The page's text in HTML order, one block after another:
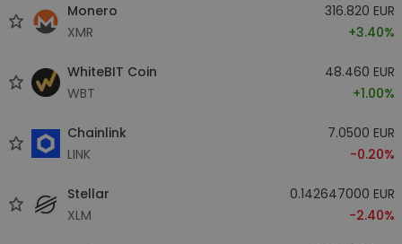
Monero
XMR
316.820 EUR
+3.40%
WhiteBIT Coin
WBT
48.460 EUR
+1.00%
Chainlink
LINK
7.0500 EUR
-0.20%
Stellar
XLM
0.142647000 EUR
-2.40%